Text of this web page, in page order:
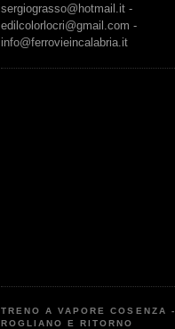
sergiograsso@hotmail.it -
edilcolorlocri@gmail.com -
info@ferrovieincalabria.it
TRENO A VAPORE COSENZA -
ROGLIANO E RITORNO